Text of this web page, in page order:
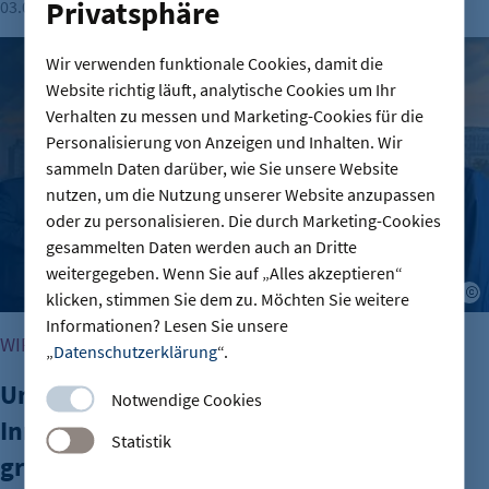
Privatsphäre
Wir verwenden funktionale Cookies, damit die
Website richtig läuft, analytische Cookies um Ihr
Verhalten zu messen und Marketing-Cookies für die
Personalisierung von Anzeigen und Inhalten. Wir
sammeln Daten darüber, wie Sie unsere Website
nutzen, um die Nutzung unserer Website anzupassen
oder zu personalisieren. Die durch Marketing-Cookies
gesammelten Daten werden auch an Dritte
weitergegeben. Wenn Sie auf „Alles akzeptieren“
klicken, stimmen Sie dem zu. Möchten Sie weitere
Informationen? Lesen Sie unsere
„Datenschutzerklärung“.
Notwendige Cookies
Statistik
03.07.2026 Lesezeit: 1 Minute
Unternehmensnetzwerke und Innovationsquartiere im
WIRTSCHAFT IN TEMPELHOF-SCHÖNEBERG
Unternehmensnetzwerke und
Innovationsquartiere im Berliner Süden
gründen Allianz